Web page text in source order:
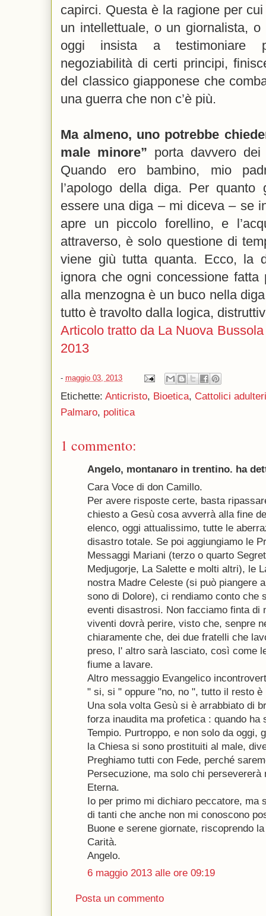
capirci. Questa è la ragione per
un intellettuale, o un giornalista,
oggi insista a testimoniare
negoziabilità di certi principi,
del classico giapponese che
una guerra che non c’è più.
Ma almeno, uno potrebbe
male minore” porta davvero
Quando ero bambino, mio
l’apologo della diga. Per quanto
essere una diga – mi diceva – se
apre un piccolo forellino, e
attraverso, è solo questione di
viene giù tutta quanta. Ecco, la
ignora che ogni concessione
alla menzogna è un buco nella
tutto è travolto dalla logica,
Articolo tratto da La Nuova
2013
- maggio 03, 2013
Etichette: Anticristo, Bioetica, Cattolici adulteri
Palmaro, politica
1 commento:
Angelo, montanaro in trentino. ha
Cara Voce di don Camillo.
Per avere risposte certe, basta
chiesto a Gesù cosa avverrà alla fine
elenco, oggi attualissimo, tutte le
disastro totale. Se poi aggiungiamo le
Messaggi Mariani (terzo o quarto
Medjugorje, La Salette e molti altri), le
nostra Madre Celeste (si può piangere
sono di Dolore), ci rendiamo conto che
eventi disastrosi. Non facciamo finta di
viventi dovrà perire, visto che, senpre
chiaramente che, dei due fratelli che
preso, l' altro sarà lasciato, così come
fiume a lavare.
Altro messaggio Evangelico
" si, si " oppure "no, no ", tutto il resto è
Una sola volta Gesù si è arrabbiato di
forza inaudita ma profetica : quando ha
Tempio. Purtroppo, e non solo da oggi,
la Chiesa si sono prostituiti al male,
Preghiamo tutti con Fede, perché
Persecuzione, ma solo chi persevererà
Eterna.
Io per primo mi dichiaro peccatore, ma
di tanti che anche non mi conoscono
Buone e serene giornate, riscoprendo
Carità.
Angelo.
6 maggio 2013 alle ore 09:19
Posta un commento